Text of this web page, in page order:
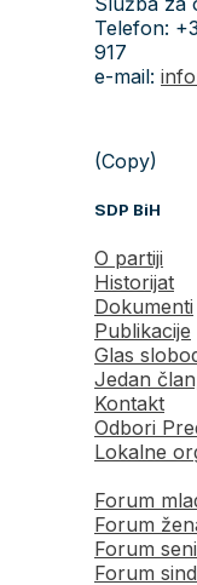
Telefon:
917
e-mail:
(Copy)
SDP BiH
O partiji
Historijat
Dokumenti
Publikacije
Glas
Jedan
Kontakt
Odbori
Lokalne
Forum
Forum
Forum
Forum